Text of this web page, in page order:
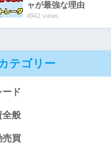
ャが最強な理由
4942 views
テゴリー
ード
全般
売買